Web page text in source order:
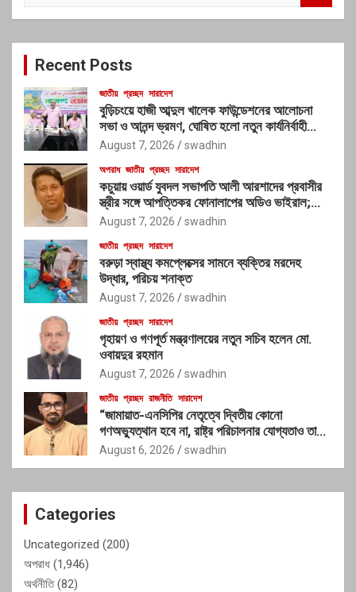
c
Recent Posts
জাতীয় প্রচ্ছদ সারাদেশ
বুড়িচংয়ে হাজী আব্দুল খালেক ফাউন্ডেশনের আলোচনা
সভা ও আনন্দ ভ্রমণ, ঘোষিত হলো নতুন কার্যনির্বাহী
কমিটি
August 7, 2026 swadhin
অপরাধ জাতীয় প্রচ্ছদ সারাদেশ
কচুয়ায় ওয়ার্ড যুবদল সভাপতি আলী আরশাদের প্রবাসীর
স্ত্রীর সঙ্গে আপত্তিকর ফোনালাপের অডিও ভাইরাল;
শাস্তির দাবি এলাকাবাসীর
August 7, 2026 swadhin
জাতীয় প্রচ্ছদ সারাদেশ
বরুড়া স্বাস্থ্য কমপ্লেক্সের সামনে ব্যক্তির মরদেহ
উদ্ধার, পরিচয় শনাক্ত
August 7, 2026 swadhin
জাতীয় প্রচ্ছদ সারাদেশ
গৃহায়ণ ও গণপূর্ত মন্ত্রণালয়ের নতুন সচিব হলেন মো.
ওবায়দুর রহমান
August 7, 2026 swadhin
জাতীয় প্রচ্ছদ রাজনীতি সারাদেশ
“জামায়াত-এনসিপির নেতৃত্বে দ্বিতীয় কোনো
গণঅভ্যুত্থান হবে না, রাষ্ট্র পরিচালনার যোগ্যতাও তাদের
নেই”: রাশেদ খাঁনের
August 6, 2026 swadhin
Categories
Uncategorized (200)
অপরাধ (1,946)
অর্থনীতি(82)